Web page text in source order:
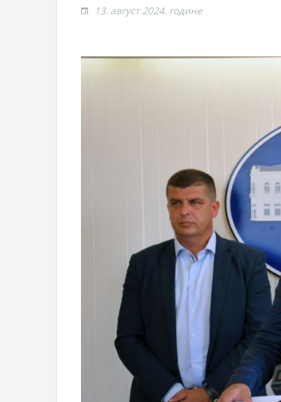
Обавјештење за
ЈАВНИ ПОЗИВ ЗА
13. август 2024. године